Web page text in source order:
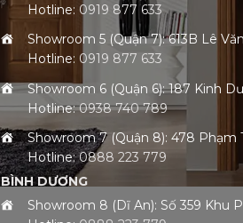
Hotline: 0919 877 633
Showroom 5 (Quận 7): 613B Lê
Hotline: 0919 877 633
Showroom 6 (Quận 6): 187 Kinh
Hotline:0938 740 789
Showroom 7 (Quận 8): 478 Phạm
Hotline:0888 223 779
BÌNH DƯƠNG
Showroom 8 (Dĩ An): Số 359 Khu